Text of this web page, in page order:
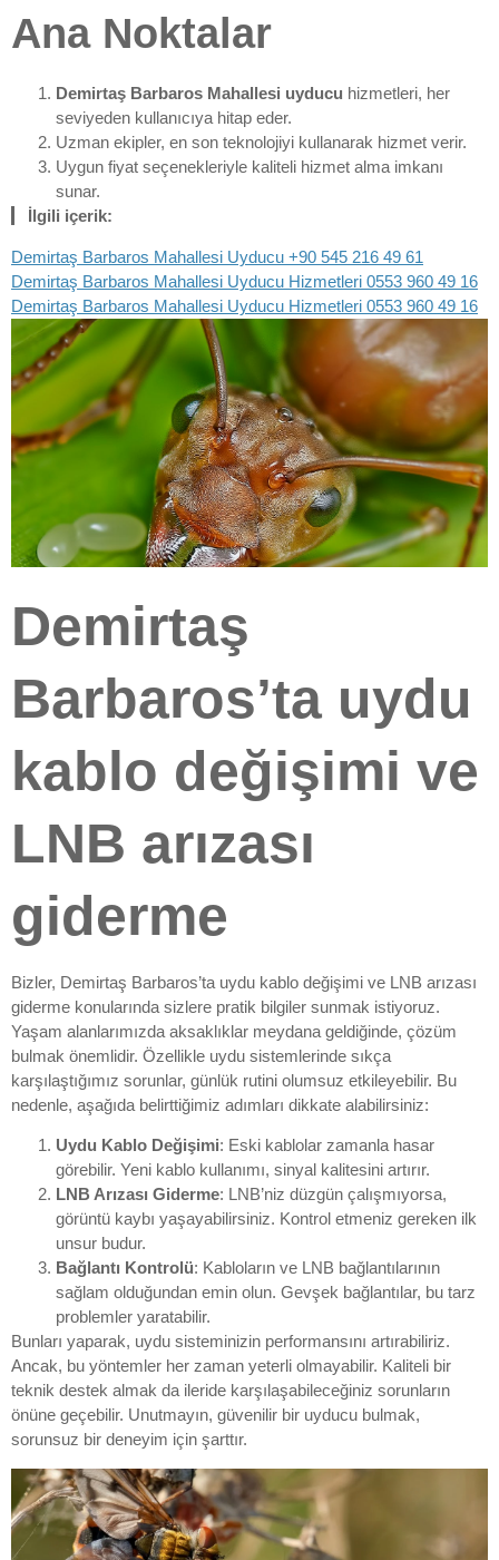
Ana Noktalar
Demirtaş Barbaros Mahallesi uyducu hizmetleri, her
seviyeden kullanıcıya hitap eder.
Uzman ekipler, en son teknolojiyi kullanarak hizmet verir.
Uygun fiyat seçenekleriyle kaliteli hizmet alma imkanı
sunar.
İlgili içerik:
Demirtaş Barbaros Mahallesi Uyducu +90 545 216 49 61
Demirtaş Barbaros Mahallesi Uyducu Hizmetleri 0553 960 49 16
Demirtaş Barbaros Mahallesi Uyducu Hizmetleri 0553 960 49 16
Demirtaş
Barbaros’ta uydu
kablo değişimi ve
LNB arızası
giderme
Bizler, Demirtaş Barbaros’ta uydu kablo değişimi ve LNB arızası
giderme konularında sizlere pratik bilgiler sunmak istiyoruz.
Yaşam alanlarımızda aksaklıklar meydana geldiğinde, çözüm
bulmak önemlidir. Özellikle uydu sistemlerinde sıkça
karşılaştığımız sorunlar, günlük rutini olumsuz etkileyebilir. Bu
nedenle, aşağıda belirttiğimiz adımları dikkate alabilirsiniz:
Uydu Kablo Değişimi: Eski kablolar zamanla hasar
görebilir. Yeni kablo kullanımı, sinyal kalitesini artırır.
LNB Arızası Giderme: LNB’niz düzgün çalışmıyorsa,
görüntü kaybı yaşayabilirsiniz. Kontrol etmeniz gereken ilk
unsur budur.
Bağlantı Kontrolü: Kabloların ve LNB bağlantılarının
sağlam olduğundan emin olun. Gevşek bağlantılar, bu tarz
problemler yaratabilir.
Bunları yaparak, uydu sisteminizin performansını artırabiliriz.
Ancak, bu yöntemler her zaman yeterli olmayabilir. Kaliteli bir
teknik destek almak da ileride karşılaşabileceğiniz sorunların
önüne geçebilir. Unutmayın, güvenilir bir uyducu bulmak,
sorunsuz bir deneyim için şarttır.